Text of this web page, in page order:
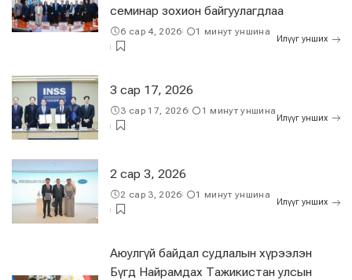
семинар зохион байгуулагдлаа
6 сар 4, 2026 1 минут уншина
Илүүг унших
3 сар 17, 2026
3 сар 17, 2026 1 минут уншина
Илүүг унших
2 сар 3, 2026
2 сар 3, 2026 1 минут уншина
Илүүг унших
Аюулгүй байдал судлалын хүрээлэн
Бүгд Найрамдах Тажикистан улсын